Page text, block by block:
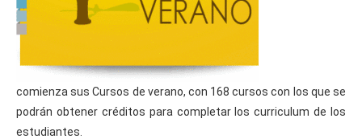
comienza sus Cursos de verano, con 168 cursos con los que se
podrán obtener créditos para completar los curriculum de los
estudiantes.